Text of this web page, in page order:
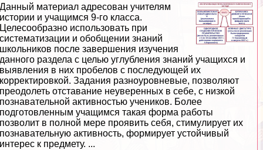
Данный материал адресован учителям
истории и учащимся 9-го класса.
Целесообразно использовать при
систематизации и обобщении знаний
школьников после завершения изучения
данного раздела с целью углубления знаний учащихся и
выявления в них пробелов с последующей их
корректировкой. Задания разноуровневые, позволяют
преодолеть отставание неуверенных в себе, с низкой
познавательной активностью учеников. Более
подготовленным учащимся такая форма работы
позволит в полной мере проявить себя, стимулирует их
познавательную активность, формирует устойчивый
интерес к предмету. ...